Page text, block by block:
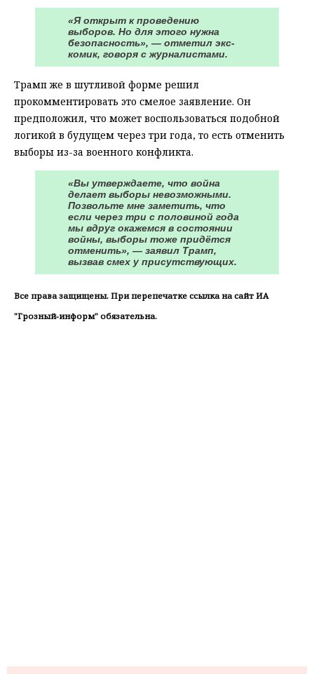
«Я открыт к проведению
выборов. Но для этого нужна
безопасность», — отметил экс-
комик, говоря с журналистами.
Трамп же в шутливой форме решил
прокомментировать это смелое заявление. Он
предположил, что может воспользоваться подобной
логикой в будущем через три года, то есть отменить
выборы из-за военного конфликта.
«Вы утверждаете, что война
делает выборы невозможными.
Позвольте мне заметить, что
если через три с половиной года
мы вдруг окажемся в состоянии
войны, выборы тоже придётся
отменить», — заявил Трамп,
вызвав смех у присутствующих.
Все права защищены. При перепечатке ссылка на сайт ИА
"Грозный-информ" обязательна.